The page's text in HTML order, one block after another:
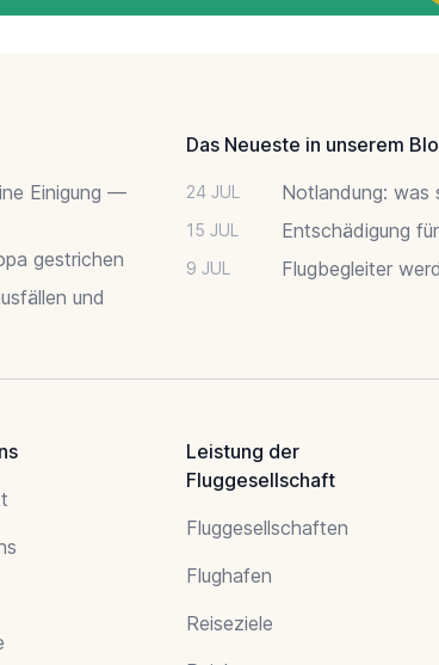
Einigung —
gestrichen
und
Das Neueste in unserem
24 JUL Notlandung: was
15 JUL Entschädigung
9 JUL Flugbegleiter
Leistung der
Fluggesellschaft
Fluggesellschaften
Flughafen
Reiseziele